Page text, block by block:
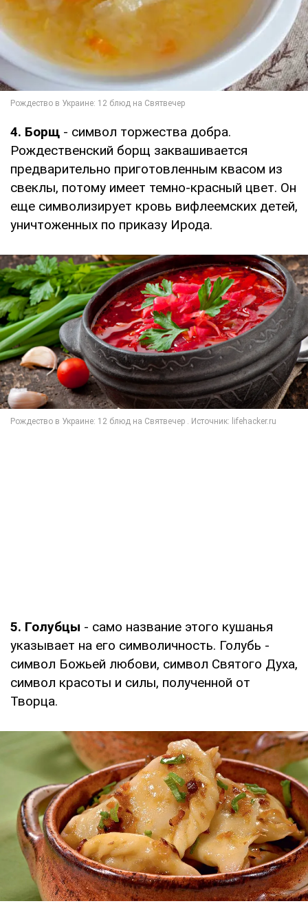
4. Борщ - символ торжества добра.
Рождественский борщ заквашивается
предварительно приготовленным квасом из
свеклы, потому имеет темно-красный цвет. Он
еще символизирует кровь вифлеемских детей,
уничтоженных по приказу Ирода.
5. Голубцы - само название этого кушанья
указывает на его символичность. Голубь -
символ Божьей любови, символ Святого Духа,
символ красоты и силы, полученной от
Творца.